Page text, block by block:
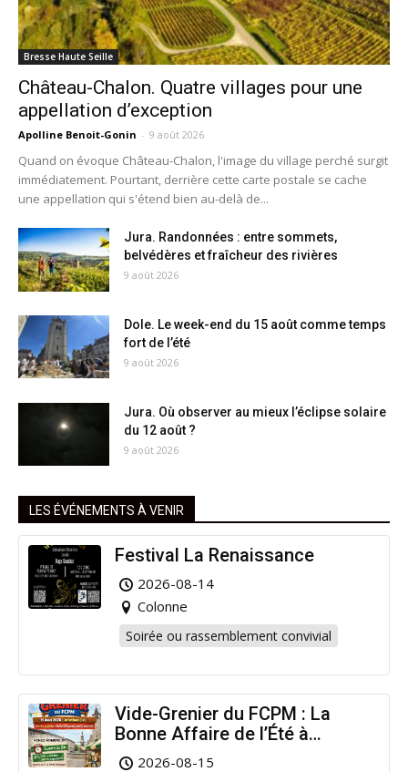
Bresse Haute Seille
Château-Chalon. Quatre villages pour une
appellation d’exception
Apolline Benoit-Gonin - 9 août 2026
Quand on évoque Château-Chalon, l'image du village perché surgit
immédiatement. Pourtant, derrière cette carte postale se cache
une appellation qui s'étend bien au-delà de...
Jura. Randonnées : entre sommets,
belvédères et fraîcheur des rivières
9 août 2026
Dole. Le week-end du 15 août comme temps
fort de l’été
9 août 2026
Jura. Où observer au mieux l’éclipse solaire
du 12 août ?
9 août 2026
LES ÉVÉNEMENTS À VENIR
Festival La Renaissance
2026-08-14
Colonne
Soirée ou rassemblement convivial
Vide-Grenier du FCPM : La
Bonne Affaire de l’Été à
Arinthod !
2026-08-15